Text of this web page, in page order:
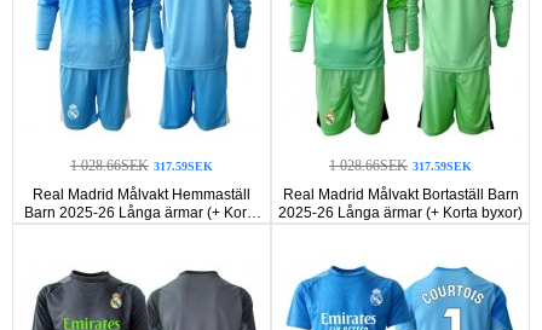
1 028.66SEK 317.59SEK
Real Madrid Målvakt Hemmaställ
Barn 2025-26 Långa ärmar (+ Korta
byxor)
1 028.66SEK 317.59SEK
Real Madrid Målvakt Bortaställ Barn
2025-26 Långa ärmar (+ Korta byxor)